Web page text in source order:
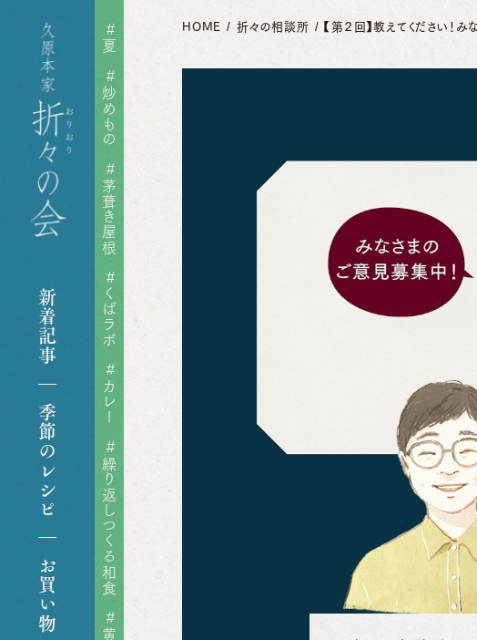
HOME 折々の相談所 【第２回】教えてください！
#
夏
#
炒めもの
#
茅葺き屋根
#
くばラボ
#
カレー
#
繰り返しつくる和食
#
いも
新着記事
季節のレシピ
お買い物